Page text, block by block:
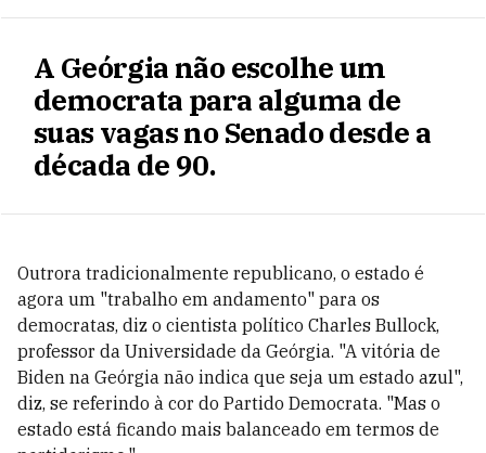
A Geórgia não escolhe um
democrata para alguma de
suas vagas no Senado desde a
década de 90.
Outrora tradicionalmente republicano, o estado é
agora um "trabalho em andamento" para os
democratas, diz o cientista político Charles Bullock,
professor da Universidade da Geórgia. "A vitória de
Biden na Geórgia não indica que seja um estado azul",
diz, se referindo à cor do Partido Democrata. "Mas o
estado está ficando mais balanceado em termos de